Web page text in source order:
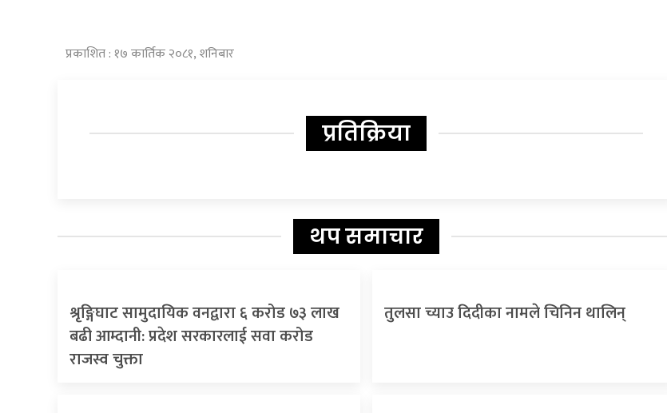
प्रकाशित : १७ कार्तिक २०८१, शनिबार
प्रतिक्रिया
थप समाचार
श्रृङ्गिघाट सामुदायिक वनद्वारा ६ करोड ७३ लाख
बढी आम्दानी: प्रदेश सरकारलाई सवा करोड
राजस्व चुक्ता
तुलसा च्याउ दिदीका नामले चिनिन थालिन्